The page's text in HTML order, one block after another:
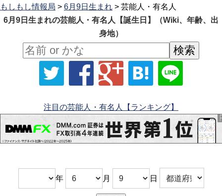
もしもし情報局 > 6月9日生まれ > 芸能人・有名人
6月9日生まれの芸能人・有名人【誕生日】（Wiki、年齢、出
身地）
注目の芸能人・有名人【ランキング】
年 月 日